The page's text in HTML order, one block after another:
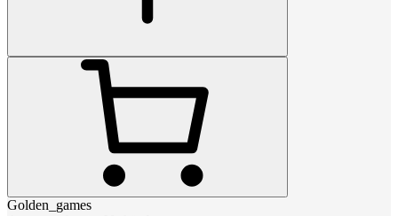
Golden_games